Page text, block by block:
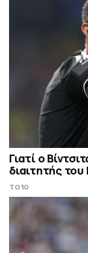
Γιατί ο
διαιτητής
TO10